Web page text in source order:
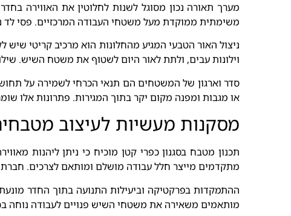
מערך תאורה נכון מסוגל לשנות לחלוטין את האווירה
משימתית ממוקדת מעל משטחי העבודה המרכזיים. פסי לד
ניצול האור הטבעי המגיע מהחלונות הוא מרכיב קריטי
וילונות עבים, ולתת לאור היום לשטוף את משטח השיש.
סדר וארגון של המשטחים הם תנאי הכרחי לשמירה על
או מגבות ומפנה מקום יקר בתוך המגירות. פתרונות אלו
מסקנות מעשיות לעיצוב
תכנון מטבח בסגנון כפרי קטן מוכיח כי ניתן ליהנות
מתקדמים מייצר חלל עבודה מושלם ומותאם לצרכים.
ההתמקדות בפרקטיקה וביעילות התנועה בתוך החדר
מותאמים משאירה את משטחי השיש פנויים לעבודה נוחה